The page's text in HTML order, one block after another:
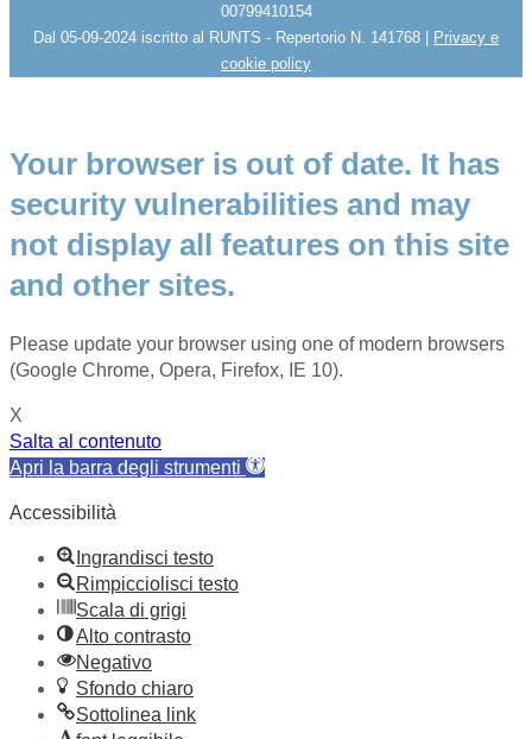
00799410154
Dal 05-09-2024 iscritto al RUNTS - Repertorio N. 141768 | Privacy e
cookie policy
Your browser is out of date. It has
security vulnerabilities and may
not display all features on this site
and other sites.
Please update your browser using one of modern browsers
(Google Chrome, Opera, Firefox, IE 10).
X
Salta al contenuto
Apri la barra degli strumenti
Accessibilità
Ingrandisci testo
Rimpicciolisci testo
Scala di grigi
Alto contrasto
Negativo
Sfondo chiaro
Sottolinea link